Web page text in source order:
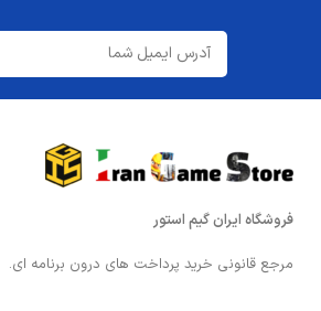
فروشگاه ایران گیم استور
مرجع قانونی خرید پرداخت های درون برنامه ای.